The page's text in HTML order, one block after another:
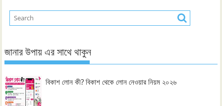
জানার উপায় এর সাথে থাকুন
বিকাশ লোন কী? বিকাশ থেকে লোন নেওয়ার নিয়ম ২০২৬